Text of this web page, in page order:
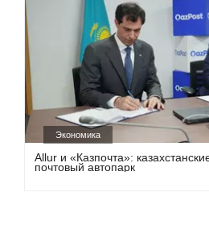
Экономика
Allur и «Казпочта»:
почтовый автопарк